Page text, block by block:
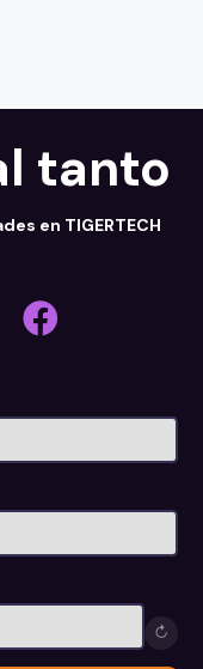
tanto
en TIGERTECH
↻